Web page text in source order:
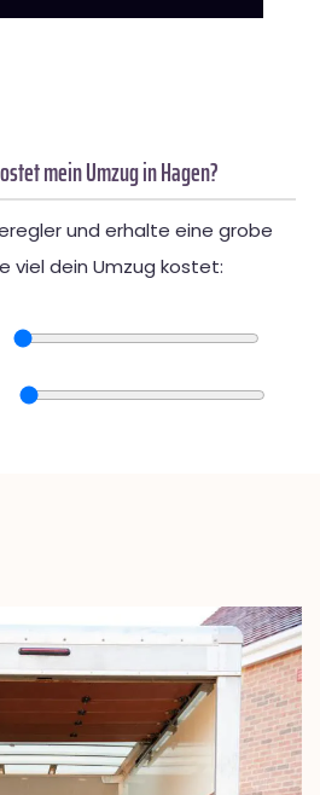
mein Umzug in Hagen?
und erhalte eine grobe
viel dein Umzug kostet: